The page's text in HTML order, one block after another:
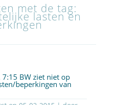
met de tag:
lasten en
BW ziet niet op
beperkingen van